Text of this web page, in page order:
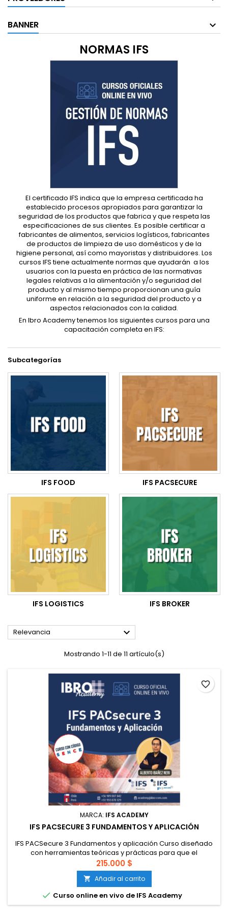
BANNER
NORMAS IFS
El certificado IFS indica que la empresa certificada ha
establecido procesos apropiados para garantizar la
seguridad de los productos que fabrica y que respeta las
especificaciones de sus clientes. Es posible certificar a
fabricantes de alimentos, servicios logísticos, fabricantes
de productos de limpieza de uso domésticos y de la
higiene personal, así como mayoristas y distribuidores. Los
cursos IFS tiene actualmente normas que ayudarán a los
usuarios con la puesta en práctica de las normativas
legales relativas a la alimentación y/o seguridad del
producto y al mismo tiempo proporcionan una guía
uniforme en relación a la seguridad del producto y a
aspectos relacionados con la calidad.
En Ibro Academy tenemos los siguientes cursos para una
capacitación completa en IFS:
Subcategorías
IFS FOOD IFS PACSECURE
IFS LOGISTICS IFS BROKER
Relevancia 
Mostrando 1-11 de 11 artículo(s)
MARCA: IFS ACADEMY
IFS PACSECURE 3 FUNDAMENTOS Y APLICACIÓN
IFS PACSecure 3 Fundamentos y aplicación Curso diseñado
con herramientas teóricas y prácticas para que el
participante sea capaz de identificar y aplicar los requisitos
de la norma IFS PACsecure Nueva Versión 3 en la producción
de empaque y materiales de empaque para alimentos y
otros usos, ya sea de contacto directo o indirecto. Todo esto
bajo un sistema...
215.000 $
 Añadir al carrito
 Curso online en vivo de IFS Academy
favorite_border